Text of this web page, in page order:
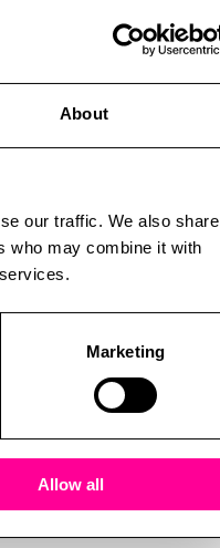
About
our traffic. We also share
who may combine it with
Marketing
Allow all